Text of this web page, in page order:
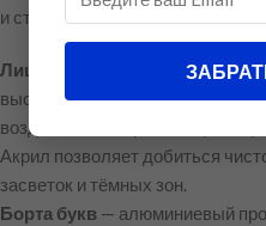
и стабильный внешний вид:
Лицевая часть
— акрил
высокой
воздействиям и равномерным
Акрил позволяет добиться
засветок и тёмных зон.
Борта букв — алюминиевый